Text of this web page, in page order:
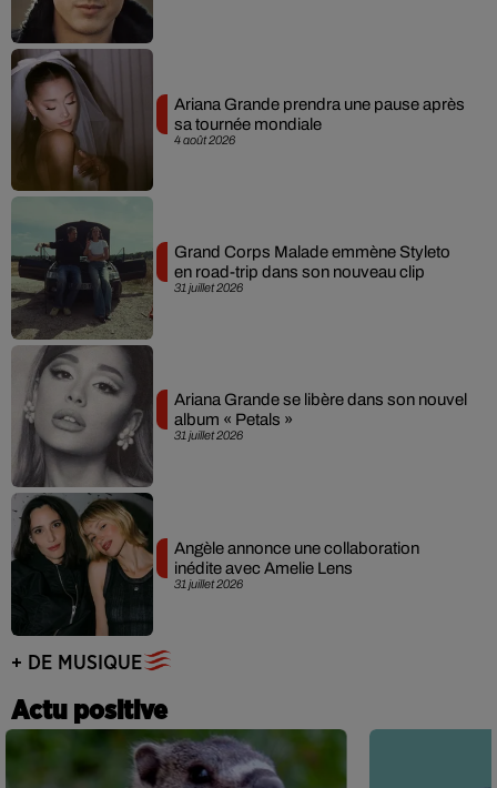
4 août 2026
Ariana Grande prendra une pause après
sa tournée mondiale
31 juillet 2026
Grand Corps Malade emmène Styleto
en road-trip dans son nouveau clip
31 juillet 2026
Ariana Grande se libère dans son nouvel
album « Petals »
31 juillet 2026
Angèle annonce une collaboration
inédite avec Amelie Lens
+ DE MUSIQUE
Actu positive